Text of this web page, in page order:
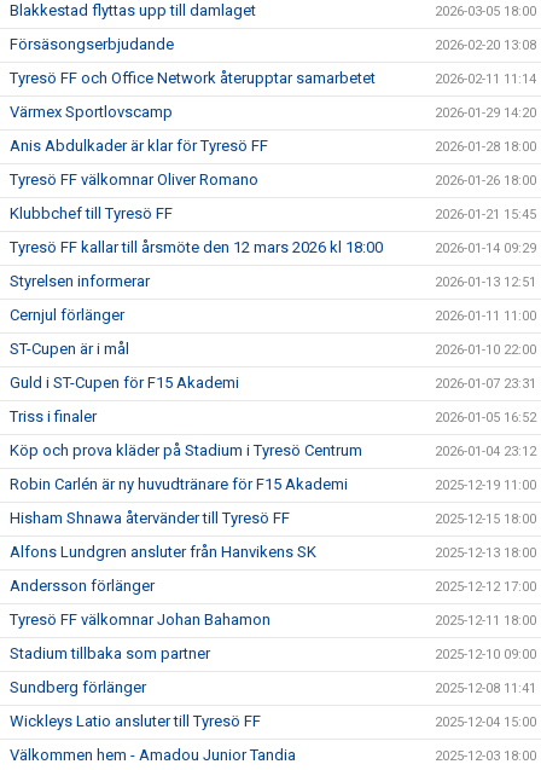
Blakkestad flyttas upp till damlaget 2026-03-05 18:00
Försäsongserbjudande 2026-02-20 13:08
Tyresö FF och Office Network återupptar samarbetet 2026-02-11 11:14
Värmex Sportlovscamp 2026-01-29 14:20
Anis Abdulkader är klar för Tyresö FF 2026-01-28 18:00
Tyresö FF välkomnar Oliver Romano 2026-01-26 18:00
Klubbchef till Tyresö FF 2026-01-21 15:45
Tyresö FF kallar till årsmöte den 12 mars 2026 kl 18:00 2026-01-14 09:29
Styrelsen informerar 2026-01-13 12:51
Cernjul förlänger 2026-01-11 11:00
ST-Cupen är i mål 2026-01-10 22:00
Guld i ST-Cupen för F15 Akademi 2026-01-07 23:31
Triss i finaler 2026-01-05 16:52
Köp och prova kläder på Stadium i Tyresö Centrum 2026-01-04 23:12
Robin Carlén är ny huvudtränare för F15 Akademi 2025-12-19 11:00
Hisham Shnawa återvänder till Tyresö FF 2025-12-15 18:00
Alfons Lundgren ansluter från Hanvikens SK 2025-12-13 18:00
Andersson förlänger 2025-12-12 17:00
Tyresö FF välkomnar Johan Bahamon 2025-12-11 18:00
Stadium tillbaka som partner 2025-12-10 09:00
Sundberg förlänger 2025-12-08 11:41
Wickleys Latio ansluter till Tyresö FF 2025-12-04 15:00
Välkommen hem - Amadou Junior Tandia 2025-12-03 18:00